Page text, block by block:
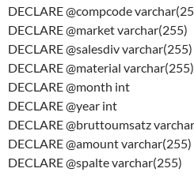
DECLARE @compcode
DECLARE @market varchar(255)
DECLARE @salesdiv varchar(255)
DECLARE @material varchar(255)
DECLARE @month int
DECLARE @year int
DECLARE @bruttoumsatz
DECLARE @amount varchar(255)
DECLARE @spalte varchar(255)